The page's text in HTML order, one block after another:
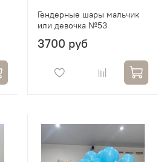
Гендерные шары мальчик
или девочка №53
3700 руб